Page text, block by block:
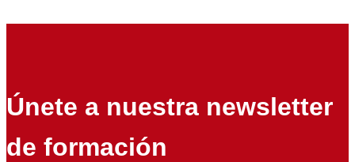
Únete a nuestra newsletter
de formación